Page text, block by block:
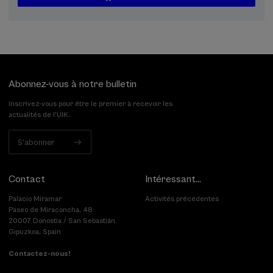
places
passée
d'attente
d'inscription
Abonnez-vous à notre bulletin
Inscrivez-vous pour être le premier à recevoir les
actualités de l'UIK.
S'abonner
Contact
Palacio Miramar
Paseo de Miraconcha, 48
20007 Donostia / San Sebastián
Gipuzkoa, Spain
Contactez-nous!
Intéressant...
Activités précédentes